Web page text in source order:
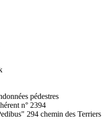
pédestres
n° 2394
294 chemin des Terriers